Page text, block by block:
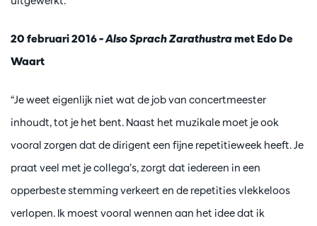
20 februari 2016 –Also Sprach Zarathustramet Edo De
Waart
“Je weet eigenlijk niet wat de job van concertmeester
inhoudt, tot je het bent. Naast het muzikale moet je ook
vooral zorgen dat de dirigent een fijne repetitieweek heeft. Je
praat veel met je collega’s, zorgt dat iedereen in een
opperbeste stemming verkeert en de repetities vlekkeloos
verlopen. Ik moest vooral wennen aan het idee dat ik